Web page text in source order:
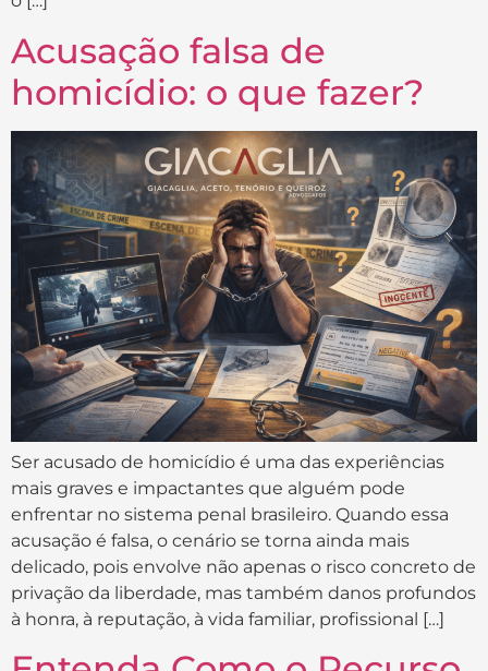
Acusação falsa de
homicídio: o que fazer?
Ser acusado de homicídio é uma das experiências
mais graves e impactantes que alguém pode
enfrentar no sistema penal brasileiro. Quando essa
acusação é falsa, o cenário se torna ainda mais
delicado, pois envolve não apenas o risco concreto de
privação da liberdade, mas também danos profundos
à honra, à reputação, à vida familiar, profissional […]